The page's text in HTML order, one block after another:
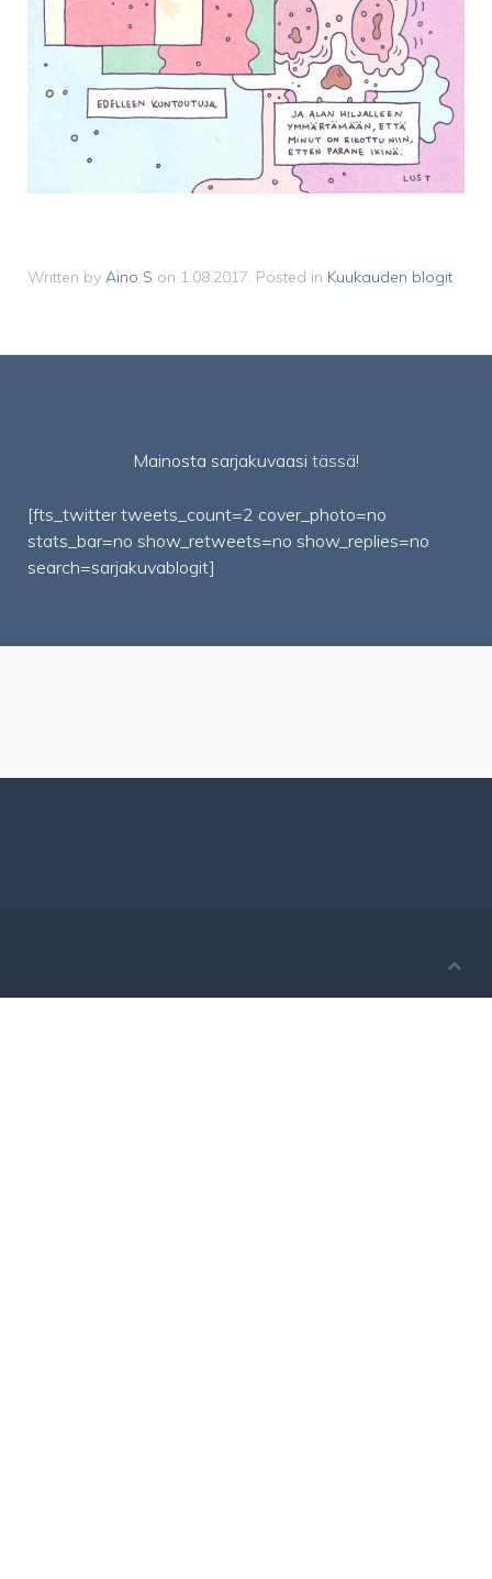
Written by Aino S on 1.08.2017. Posted in Kuukauden blogit
Mainosta sarjakuvaasi tässä!
[fts_twitter tweets_count=2 cover_photo=no
stats_bar=no show_retweets=no show_replies=no
search=sarjakuvablogit]